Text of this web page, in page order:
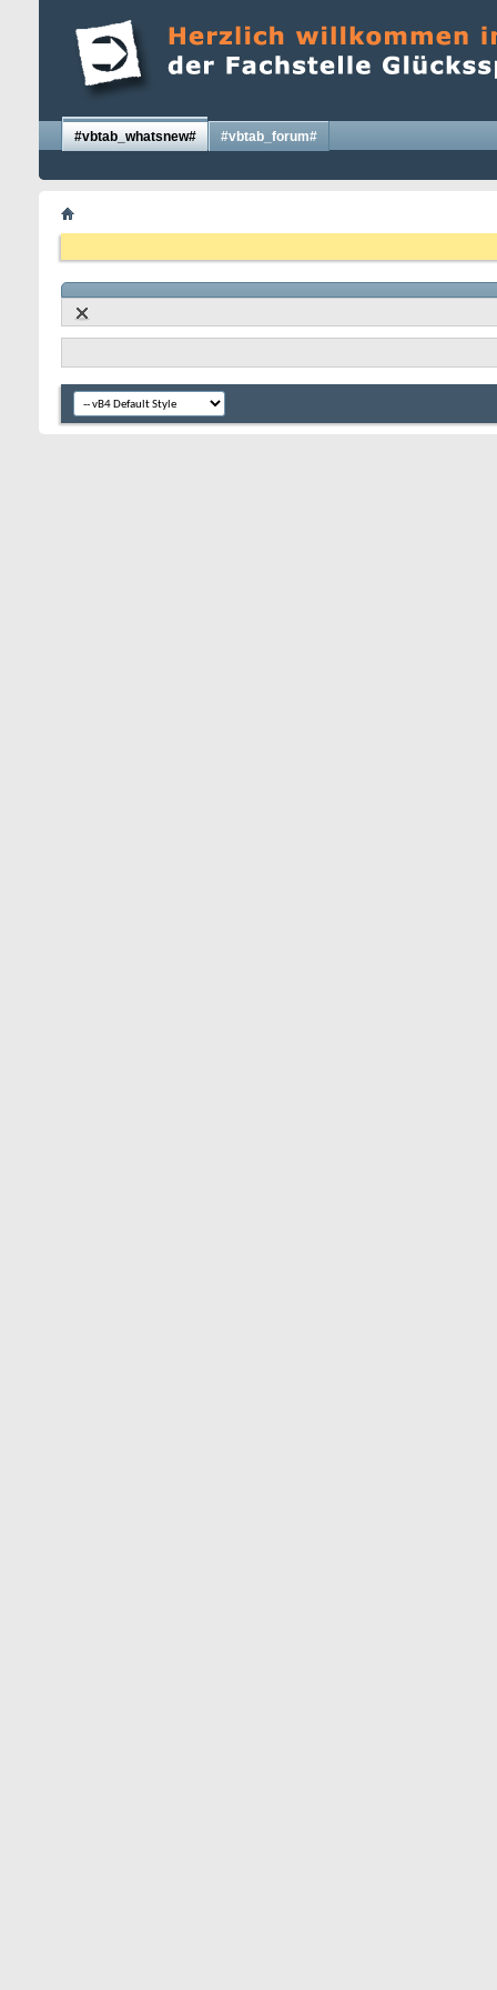
#vbtab_whatsnew# #vbtab_forum#